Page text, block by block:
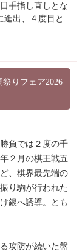
手指し直しとな
進出、４度目と
祭りフェア2026
負では２度の千
２月の棋王戦五
、棋界最先端の
り駒が行われた
銀へ誘導。とも
攻防が続いた盤